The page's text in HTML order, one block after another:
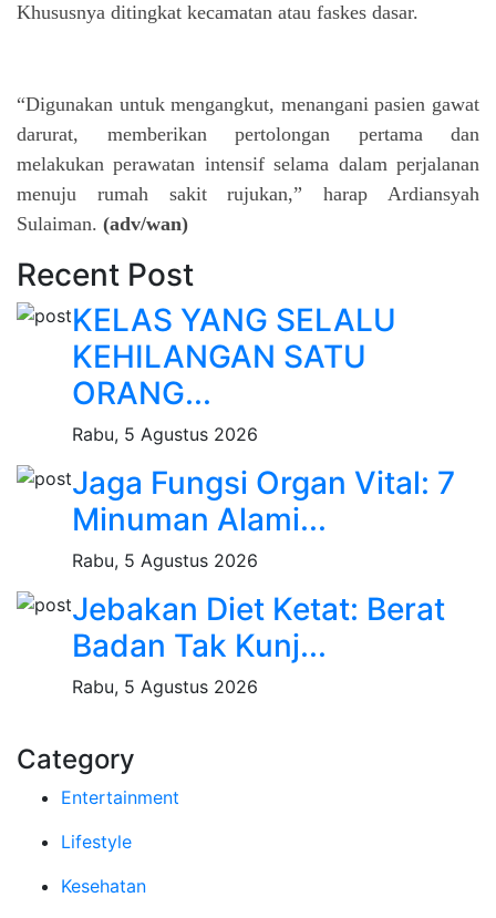
Khususnya ditingkat kecamatan atau faskes dasar.
“Digunakan untuk mengangkut, menangani pasien gawat
darurat, memberikan pertolongan pertama dan
melakukan perawatan intensif selama dalam perjalanan
menuju rumah sakit rujukan,” harap Ardiansyah
Sulaiman. (adv/wan)
Recent Post
KELAS YANG SELALU
KEHILANGAN SATU
ORANG...
Rabu, 5 Agustus 2026
Jaga Fungsi Organ Vital: 7
Minuman Alami...
Rabu, 5 Agustus 2026
Jebakan Diet Ketat: Berat
Badan Tak Kunj...
Rabu, 5 Agustus 2026
Category
Entertainment
Lifestyle
Kesehatan